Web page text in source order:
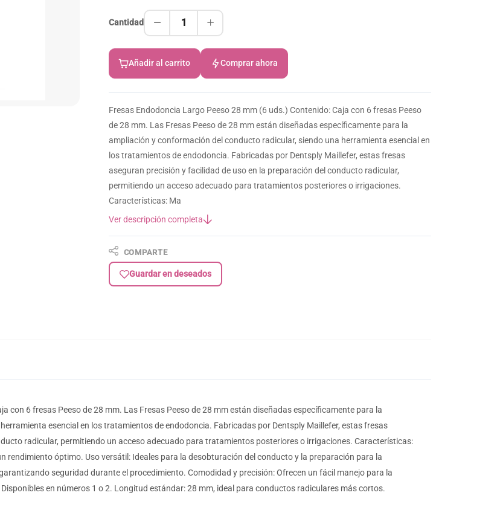
Cantidad 1
Añadir al carrito Comprar ahora
Fresas Endodoncia Largo Peeso 28 mm (6 uds.) Contenido: Caja con 6 fresas Peeso
de 28 mm. Las Fresas Peeso de 28 mm están diseñadas específicamente para la
ampliación y conformación del conducto radicular, siendo una herramienta esencial en
los tratamientos de endodoncia. Fabricadas por Dentsply Maillefer, estas fresas
aseguran precisión y facilidad de uso en la preparación del conducto radicular,
permitiendo un acceso adecuado para tratamientos posteriores o irrigaciones.
Características: Ma
Ver descripción completa
COMPARTE
Guardar en deseados
con 6 fresas Peeso de 28 mm. Las Fresas Peeso de 28 mm están diseñadas específicamente para la
esencial en los tratamientos de endodoncia. Fabricadas por Dentsply Maillefer, estas fresas
radicular, permitiendo un acceso adecuado para tratamientos posteriores o irrigaciones. Características:
rendimiento óptimo. Uso versátil: Ideales para la desobturación del conducto y la preparación para la
seguridad durante el procedimiento. Comodidad y precisión: Ofrecen un fácil manejo para la
en números 1 o 2. Longitud estándar: 28 mm, ideal para conductos radiculares más cortos.